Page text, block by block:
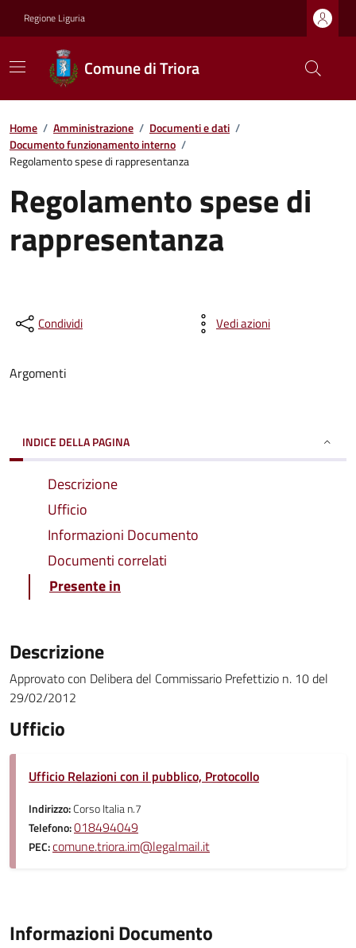
Regione Liguria
Comune di Triora
Home / Amministrazione / Documenti e dati /
Documento funzionamento interno /
Regolamento spese di rappresentanza
Regolamento spese di
rappresentanza
Condividi Vedi azioni
Argomenti
INDICE DELLA PAGINA
Descrizione
Ufficio
Informazioni Documento
Documenti correlati
Presente in
Descrizione
Approvato con Delibera del Commissario Prefettizio n. 10 del
29/02/2012
Ufficio
Ufficio Relazioni con il pubblico, Protocollo
Indirizzo:Corso Italia n.7
Telefono:018494049
PEC:comune.triora.im@legalmail.it
Informazioni Documento